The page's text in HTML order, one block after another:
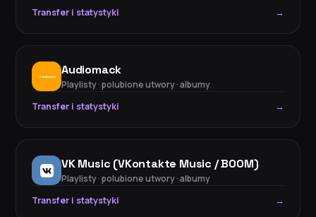
Transfer i statystyki
→
Audiomack
Playlisty · polubione utwory · albumy
Transfer i statystyki
→
VK Music (VKontakte Music / BOOM)
Playlisty · polubione utwory · albumy
Transfer i statystyki
→